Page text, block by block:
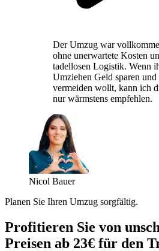
Der Umzug war
ohne unerwartete Kosten
tadellosen Logistik. Wenn
Umziehen Geld sparen und
vermeiden wollt, kann ich
nur wärmstens empfehlen.
Nicol Bauer
Planen Sie Ihren Umzug sorgfältig.
Profitieren Sie von
Preisen ab 23€ für den